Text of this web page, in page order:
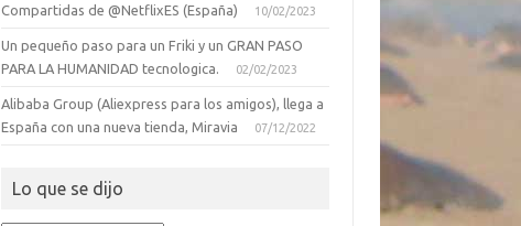
Compartidas de @NetflixES (España)
10/02/2023
Un pequeño paso para un Friki y un GRAN PASO
PARA LA HUMANIDAD tecnologica.
02/02/2023
Alibaba Group (Aliexpress para los amigos), llega a
España con una nueva tienda, Miravia
07/12/2022
Lo que se dijo